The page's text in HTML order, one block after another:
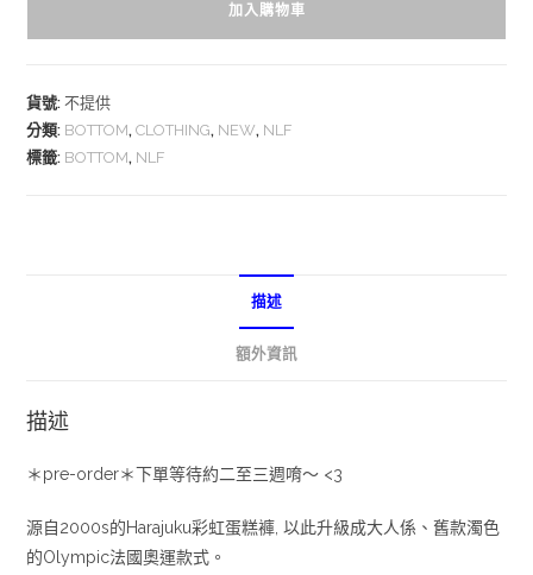
加入購物車
貨號:不提供
分類: BOTTOM,CLOTHING, NEW, NLF
標籤: BOTTOM, NLF
描述
額外資訊
描述
＊pre-order＊下單等待約二至三週唷～ <3
源自2000s的Harajuku彩虹蛋糕褲, 以此升級成大人係、舊款濁色
的Olympic法國奧運款式。